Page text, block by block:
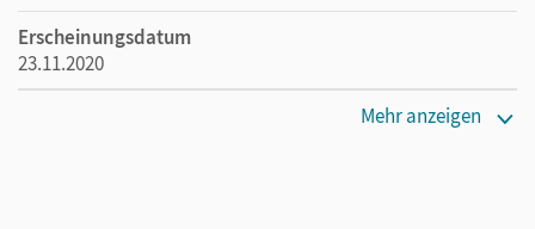
Erscheinungsdatum
23.11.2020
Mehr anzeigen